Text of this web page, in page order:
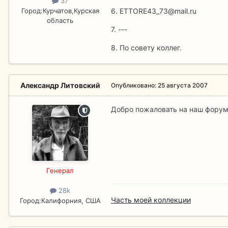
Город:Курчатов,Курская
область
6. ETTORE43_73@mail.ru
7. ---
8. По совету коллег.
Александр Литовский
Гeнерал
28k
Город:Калифорния, США
Опубликовано: 25 августа 2007
Добро пожаловать на наш
Часть моей коллекции